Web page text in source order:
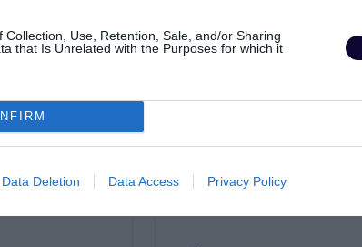
Collection, Use, Retention, Sale, and/or Sharing
that Is Unrelated with the Purposes for which it
Data Deletion Data Access Privacy Policy